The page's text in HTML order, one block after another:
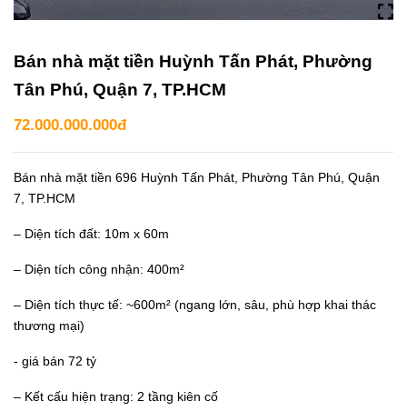
Bán nhà mặt tiền Huỳnh Tấn Phát, Phường
Tân Phú, Quận 7, TP.HCM
72.000.000.000đ
Bán nhà mặt tiền 696 Huỳnh Tấn Phát, Phường Tân Phú, Quận
7, TP.HCM
– Diện tích đất: 10m x 60m
– Diện tích công nhận: 400m²
– Diện tích thực tế: ~600m² (ngang lớn, sâu, phù hợp khai thác
thương mại)
- giá bán 72 tỷ
– Kết cấu hiện trạng: 2 tầng kiên cố